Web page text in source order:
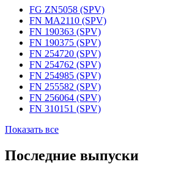
FG ZN5058 (SPV)
FN MA2110 (SPV)
FN 190363 (SPV)
FN 190375 (SPV)
FN 254720 (SPV)
FN 254762 (SPV)
FN 254985 (SPV)
FN 255582 (SPV)
FN 256064 (SPV)
FN 310151 (SPV)
Показать все
Последние выпуски